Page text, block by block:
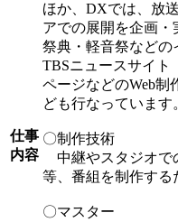
仕事
内容
ほか、DXでは、放
アでの展開を企画
祭典・軽音祭などの
TBSニュースサイ
ページなどのWeb制
ども行なっています
〇制作技術
中継やスタジオで
等、番組を制作する
〇マスター